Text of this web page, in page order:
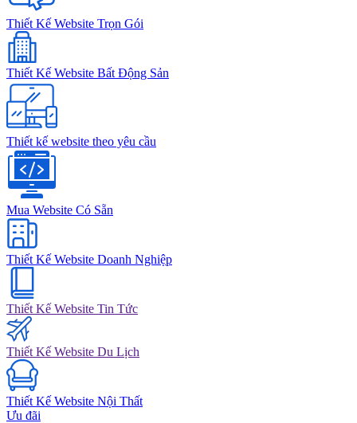
Thiết Kế Website Trọn Gói
Thiết Kế Website Bất Động Sản
Thiết kế website theo yêu cầu
Mua Website Có Sẵn
Thiết Kế Website Doanh Nghiệp
Thiết Kế Website Tin Tức
Thiết Kế Website Du Lịch
Thiết Kế Website Nội Thất
Ưu đãi